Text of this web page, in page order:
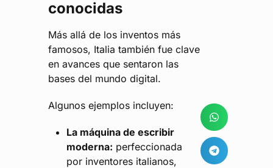
conocidas
Más allá de los inventos más
famosos, Italia también fue clave
en avances que sentaron las
bases del mundo digital.
Algunos ejemplos incluyen:
La máquina de escribir
moderna: perfeccionada
por inventores italianos,